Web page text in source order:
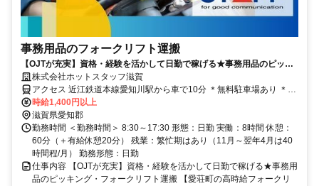
事務用品のフォークリフト運搬
【OJTが充実】資格・経験を活かして日勤で稼げる★事務用品のピッキ
ング・フォークリフト運搬
株式会社ホットスタッフ滋賀
アクセス 近江鉄道本線愛知川駅から車で10分 ＊無料駐車場あり ＊車
通勤OK
時給1,400円以上
滋賀県愛知郡
勤務時間 ＜勤務時間＞ 8:30～17:30 形態：日勤 実働：8時間 休憩：
60分（＋有給休憩20分） 残業：繁忙期はあり（11月～翌年4月は40
時間程/月） 勤務形態：日勤
仕事内容 【OJTが充実】資格・経験を活かして日勤で稼げる★事務用
品のピッキング・フォークリフト運搬 【愛荘町の高時給フォークリ